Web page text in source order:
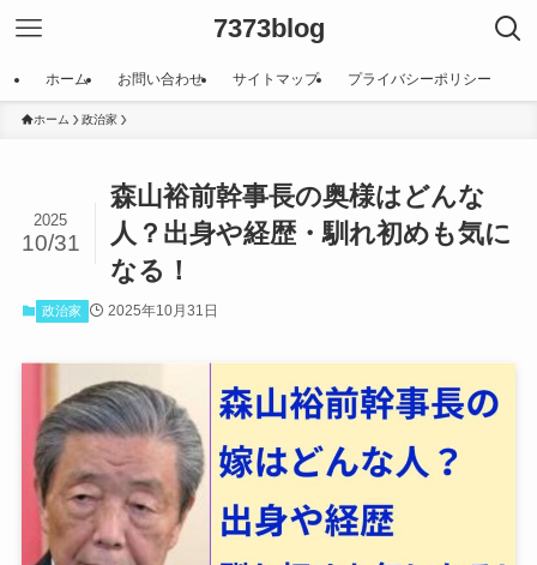
7373blog
ホーム お問い合わせ サイトマップ プライバシーポリシー
ホーム 政治家
森山裕前幹事長の奥様はどんな
人？出身や経歴・馴れ初めも気に
なる！
2025
10/31
政治家 2025年10月31日